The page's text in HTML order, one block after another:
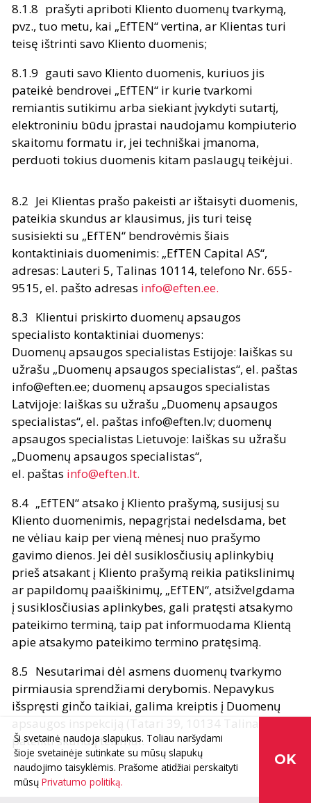
prašyti apriboti Kliento duomenų tvarkymą,
pvz., tuo metu, kai „EfTEN“ vertina, ar Klientas turi
teisę ištrinti savo Kliento duomenis;
gauti savo Kliento duomenis, kuriuos jis
pateikė bendrovei „EfTEN“ ir kurie tvarkomi
remiantis sutikimu arba siekiant įvykdyti sutartį,
elektroniniu būdu įprastai naudojamu kompiuterio
skaitomu formatu ir, jei techniškai įmanoma,
perduoti tokius duomenis kitam paslaugų teikėjui.
Jei Klientas prašo pakeisti ar ištaisyti duomenis,
pateikia skundus ar klausimus, jis turi teisę
susisiekti su „EfTEN“ bendrovėmis šiais
kontaktiniais duomenimis: „EfTEN Capital AS“,
adresas: Lauteri 5, Talinas 10114, telefono Nr. 655-
9515, el. pašto adresas info@eften.ee.
Klientui priskirto duomenų apsaugos
specialisto kontaktiniai duomenys:
Duomenų apsaugos specialistas Estijoje: laiškas su
užrašu „Duomenų apsaugos specialistas“, el. paštas
info@eften.ee; duomenų apsaugos specialistas
Latvijoje: laiškas su užrašu „Duomenų apsaugos
specialistas“, el. paštas info@eften.lv; duomenų
apsaugos specialistas Lietuvoje: laiškas su užrašu
„Duomenų apsaugos specialistas“,
el. paštas info@eften.lt.
„EfTEN“ atsako į Kliento prašymą, susijusį su
Kliento duomenimis, nepagrįstai nedelsdama, bet
ne vėliau kaip per vieną mėnesį nuo prašymo
gavimo dienos. Jei dėl susiklosčiusių aplinkybių
prieš atsakant į Kliento prašymą reikia patikslinimų
ar papildomų paaiškinimų, „EfTEN“, atsižvelgdama
į susiklosčiusias aplinkybes, gali pratęsti atsakymo
pateikimo terminą, taip pat informuodama Klientą
apie atsakymo pateikimo termino pratęsimą.
Nesutarimai dėl asmens duomenų tvarkymo
pirmiausia sprendžiami derybomis. Nepavykus
išspręsti ginčo taikiai, galima kreiptis į Duomenų
apsaugos inspekciją (Tatari 39, 10134 Talinas) arba
pateikti skundą teismui.
Ši svetainė naudoja slapukus. Toliau naršydami
šioje svetainėje sutinkate su mūsų slapukų
naudojimo taisyklėmis. Prašome atidžiai perskaityti
mūsų Privatumo politiką.
OK